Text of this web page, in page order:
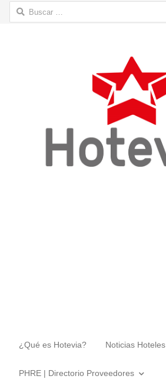
Buscar:
¿Qué es Hotevia? Noticias Hoteles
PHRE | Directorio Proveedores